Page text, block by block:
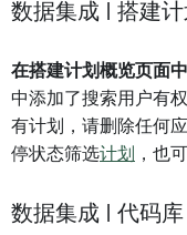
数据集成 | 搭建计
在搭建计划概览页面
中添加了搜索用户有
有计划，请删除任何
停状态筛选计划 ，也
数据集成 | 代码库